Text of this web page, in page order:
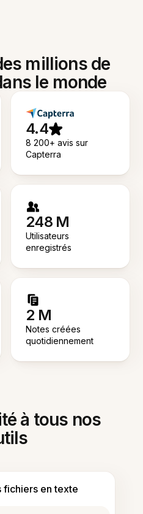
millions de
le monde
4.4
8 200+ avis sur
Capterra
248 M
Utilisateurs
enregistrés
2 M
Notes créées
quotidiennement
à tous nos
fichiers en texte